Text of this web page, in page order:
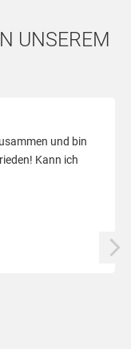
UNSEREM
und bin
Kann ich